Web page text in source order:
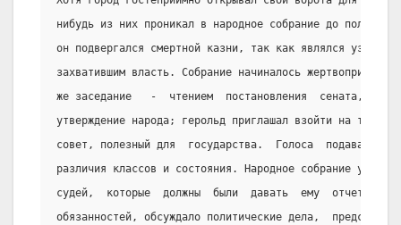
нибудь из них проникал в народное собрание до
он подвергался смертной казни, так как являлся
захватившим власть. Собрание начиналось
же заседание   -  чтением  постановления  сената,
утверждение народа; герольд приглашал взойти на
совет, полезный для  государства.  Голоса  подавались
различия классов и состояния. Народное собрание
судей,  которые  должны  были  давать  ему  отчет  по
обязанностей, обсуждало политические дела,